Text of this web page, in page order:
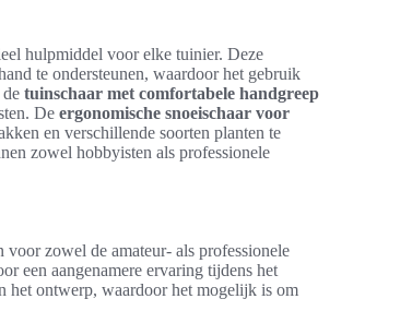
hulpmiddel voor elke tuinier. Deze
te ondersteunen, waardoor het gebruik
tuinschaar met comfortabele handgreep
De ergonomische snoeischaar voor
en verschillende soorten planten te
zowel hobbyisten als professionele
zowel de amateur- als professionele
een aangenamere ervaring tijdens het
het ontwerp, waardoor het mogelijk is om